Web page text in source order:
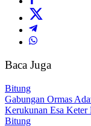
Baca Juga
Bitung
Gabungan Ormas
Kerukunan Esa
Bitung